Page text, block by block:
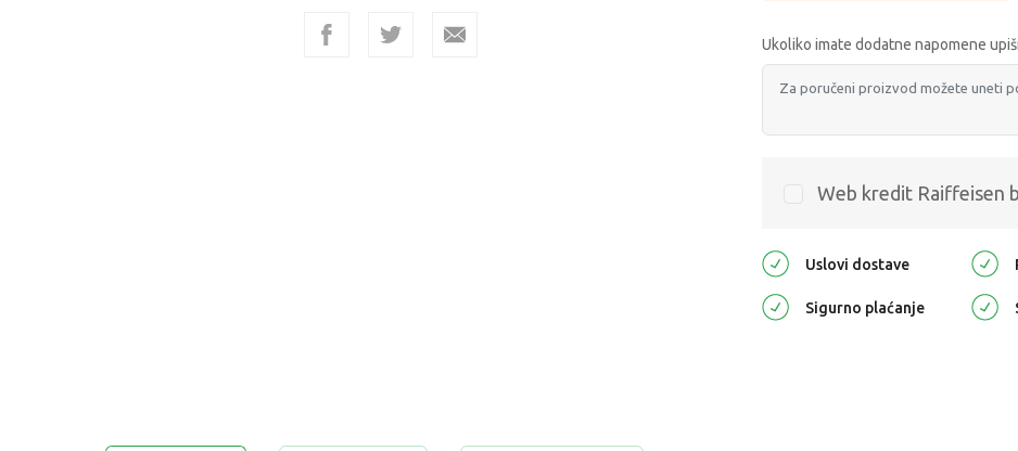
Ukoliko imate dodatne napomene
Web kredit Raiffeisen
Uslovi dostave
Sigurno plaćanje